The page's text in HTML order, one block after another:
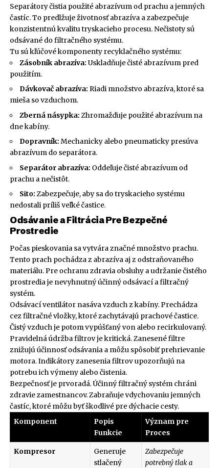
Separátory čistia použité abrazívum od prachu a jemných
častíc. To predlžuje životnosť abrazíva a zabezpečuje
konzistentnú kvalitu tryskacieho procesu. Nečistoty sú
odsávané do filtračného systému.
Tu sú kľúčové komponenty recyklačného systému:
Zásobník abrazíva: Uskladňuje čisté abrazívum pred
použitím.
Dávkovač abrazíva: Riadi množstvo abrazíva, ktoré sa
mieša so vzduchom.
Zberná násypka: Zhromažďuje použité abrazívum na
dne kabíny.
Dopravník: Mechanicky alebo pneumaticky presúva
abrazívum do separátora.
Separátor abrazíva: Oddeľuje čisté abrazívum od
prachu a nečistôt.
Sito: Zabezpečuje, aby sa do tryskacieho systému
nedostali príliš veľké častice.
Odsávanie a Filtrácia Pre Bezpečné
Prostredie
Počas pieskovania sa vytvára značné množstvo prachu.
Tento prach pochádza z abrazíva aj z odstraňovaného
materiálu. Pre ochranu zdravia obsluhy a udržanie čistého
prostredia je nevyhnutný účinný odsávací a filtračný
systém.
Odsávací ventilátor nasáva vzduch z kabíny. Prechádza
cez filtračné vložky, ktoré zachytávajú prachové častice.
Čistý vzduch je potom vypúšťaný von alebo recirkulovaný.
Pravidelná údržba filtrov je kritická. Zanesené filtre
znižujú účinnosť odsávania a môžu spôsobiť prehrievanie
motora. Indikátory zanesenia filtrov upozorňujú na
potrebu ich výmeny alebo čistenia.
Bezpečnosť je prvoradá. Účinný filtračný systém chráni
zdravie zamestnancov. Zabraňuje vdychovaniu jemných
častíc, ktoré môžu byť škodlivé pre dýchacie cesty.
Komponent
Popis
Funkcie
Význam pre
Proces
Kompresor
Generuje
stlačený
Zabezpečuje
potrebný tlak a